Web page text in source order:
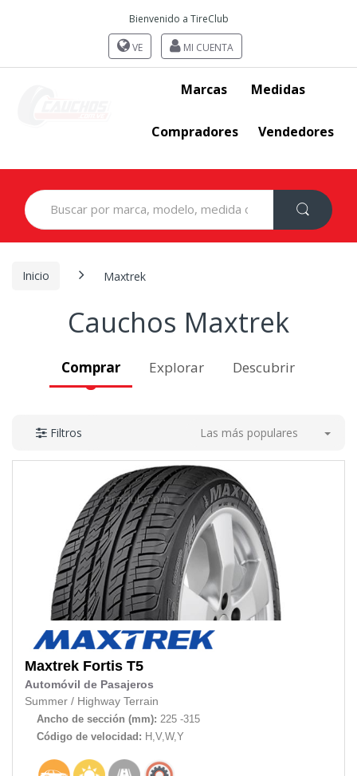
Bienvenido a TireClub
VE MI CUENTA
Marcas Medidas
Compradores Vendedores
Search
for:
Inicio Maxtrek
Cauchos Maxtrek
Comprar Explorar Descubrir
Filtros Las más populares
Maxtrek Fortis T5
Automóvil de Pasajeros
Summer / Highway Terrain
Ancho de sección (mm): 225 -315
Código de velocidad: H,V,W,Y